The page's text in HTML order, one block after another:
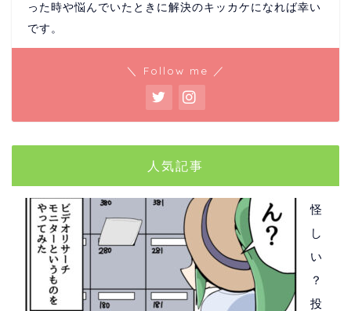
った時や悩んでいたときに解決のキッカケになれば幸い
です。
＼ Follow me ／
人気記事
怪
し
い
？
投